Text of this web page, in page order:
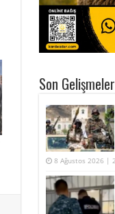
Son Gelişmeler
8 Ağustos 2026 |